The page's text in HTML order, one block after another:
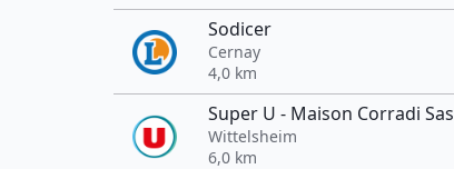
Sodicer
Cernay
4,0 km
Super U - Maison Corradi Sas
Wittelsheim
6,0 km